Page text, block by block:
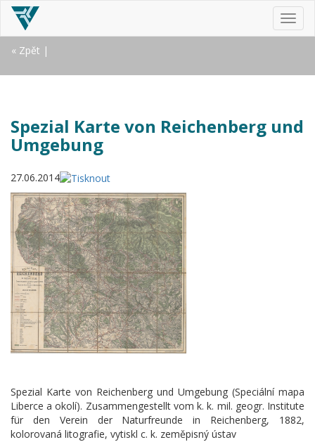
« Zpět |
Spezial Karte von Reichenberg und
Umgebung
27.06.2014
Spezial Karte von Reichenberg und Umgebung (Speciální mapa
Liberce a okolí). Zusammengestellt vom k. k. mil. geogr. Institute
für den Verein der Naturfreunde in Reichenberg, 1882,
kolorovaná litografie, vytiskl c. k. zeměpisný ústav